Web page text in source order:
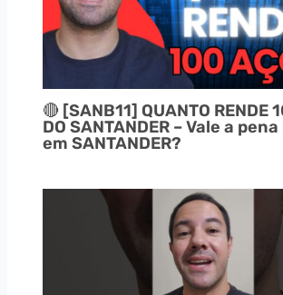
🔴 [SANB11] QUANTO RENDE
DO SANTANDER – Vale a
em SANTANDER?